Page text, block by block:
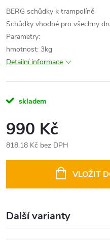
BERG schůdky k trampolíně
Schůdky vhodné pro všechny
Parametry:
hmotnost: 3kg
Detailní informace
skladem
990 Kč
818,18 Kč bez DPH
VLOŽIT
Další varianty